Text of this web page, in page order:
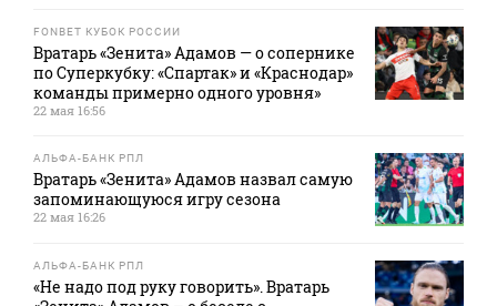
FONBET КУБОК РОССИИ
Вратарь «Зенита» Адамов — о сопернике
по Суперкубку: «Спартак» и «Краснодар»
команды примерно одного уровня»
22 мая 16:56
АЛЬФА-БАНК РПЛ
Вратарь «Зенита» Адамов назвал самую
запоминающуюся игру сезона
22 мая 16:26
АЛЬФА-БАНК РПЛ
«Не надо под руку говорить». Вратарь